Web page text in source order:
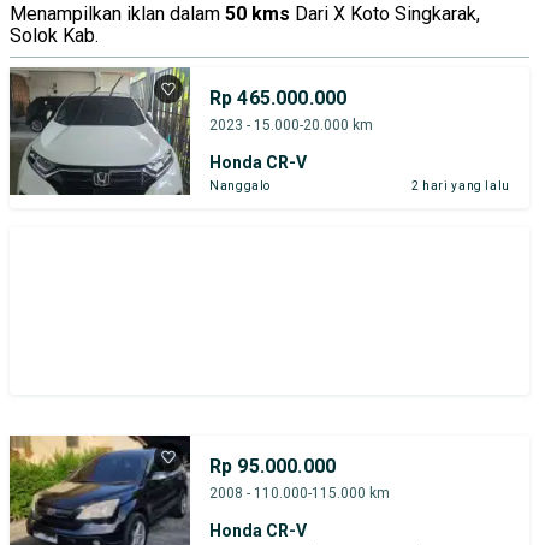
Menampilkan iklan dalam 50 kms Dari X Koto Singkarak,
Solok Kab.
Rp 465.000.000
2023 - 15.000-20.000 km
Honda CR-V
Nanggalo 2 hari yang lalu
Rp 95.000.000
2008 - 110.000-115.000 km
Honda CR-V